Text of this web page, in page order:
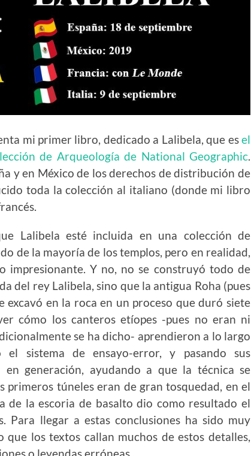
mi primer libro, dedicado a Lalibela, que esel
de Arqueología de National Geographic.
y en México de los derechos de distribución de
toda la colección al italiano (donde mi libro
Lalibela esté incluida en una colección de
de la mayoría de los templos, pero en realidad,
impresionante. Y no, no se construyó todo de
del rey Lalibela, sino que la antigua Roha (pues
excavó en la roca en un proceso que duró siete
cómo los canteros etíopes -pues no eran ni
se ha dicho- aprendieron a lo largo
el sistema de ensayo-error, y pasando sus
en generación, ayudando a que la técnica se
primeros túneles eran de gran tosquedad, en el
de la escoria de basalto dio como resultado el
Para llegar a estas conclusiones ha sido muy
que los textos callan muchos de estos detalles,
o leyendas erróneas.